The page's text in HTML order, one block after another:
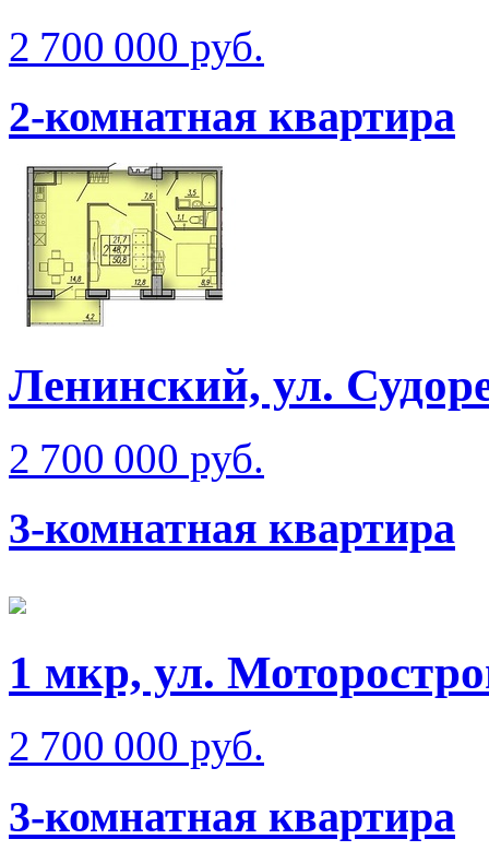
2 700 000 руб.
2-комнатная квартира
Ленинский, ул.
2 700 000 руб.
3-комнатная квартира
1 мкр, ул.
2 700 000 руб.
3-комнатная квартира